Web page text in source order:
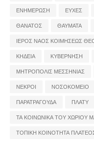
ΕΝΗΜΕΡΩΣΗ
ΕΥΧΕΣ
ΘΑΝΑΤΟΣ
ΘΑΥΜΑΤΑ
ΙΕΡΟΣ ΝΑΟΣ ΚΟΙΜΗΣΕΩΣ
ΚΗΔΕΙΑ
ΚΥΒΕΡΝΗΣΗ
ΜΗΤΡΟΠΟΛΙΣ ΜΕΣΣΗΝΙΑΣ
ΝΕΚΡΟΙ
ΝΟΣΟΚΟΜΕΙΟ
ΠΑΡΑΤΡΑΓΟΥΔΑ
ΠΛΑΤΥ
ΤΑ ΚΟΙΝΩΝΙΚΑ ΤΟΥ ΧΩΡΙΟΥ
ΤΟΠΙΚΗ ΚΟΙΝΟΤΗΤΑ